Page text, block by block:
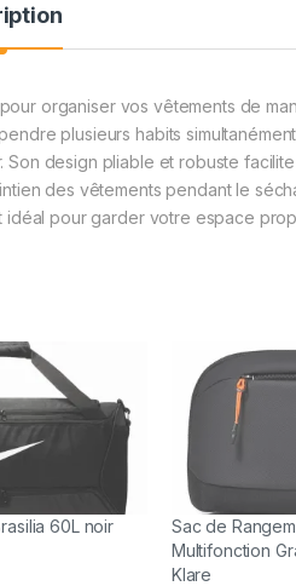
organiser vos vêtements de
plusieurs habits
design pliable et robuste
des vêtements pendant le
idéal pour garder votre espace
60L noir
Sac de
Multifonction
Klare